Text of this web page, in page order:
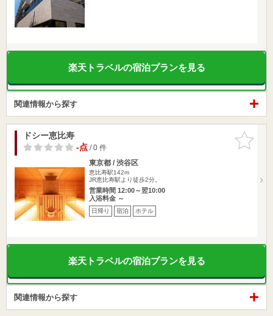
楽天トラベルの宿泊プランを見る
関連情報から探す
お気に入
りに追加
ドシー恵比寿
-点/ 0 件
東京都 / 渋谷区
恵比寿駅142m
JR恵比寿駅より徒歩2分。
営業時間 12:00～翌10:00
入浴料金 ～
日帰り 宿泊 ホテル
楽天トラベルの宿泊プランを見る
関連情報から探す